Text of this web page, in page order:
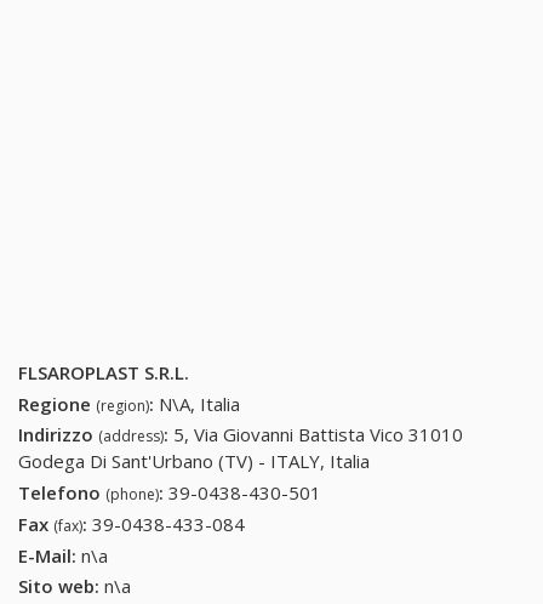
FLSAROPLAST S.R.L.
Regione (region): N\A, Italia
Indirizzo (address): 5, Via Giovanni Battista Vico 31010
Godega Di Sant'Urbano (TV) - ITALY, Italia
Telefono (phone): 39-0438-430-501
Fax (fax): 39-0438-433-084
E-Mail: n\a
Sito web: n\a